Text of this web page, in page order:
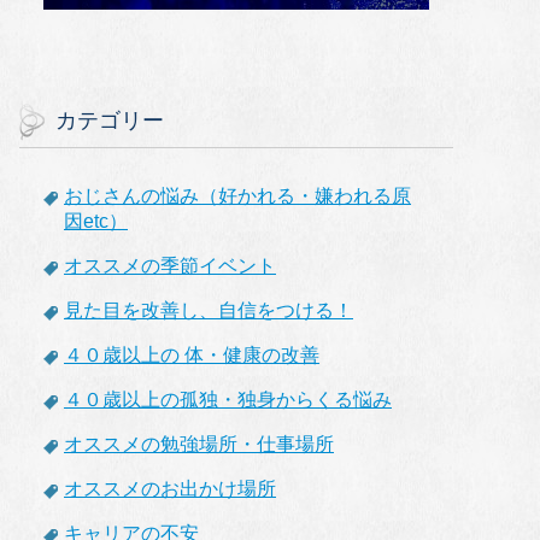
カテゴリー
おじさんの悩み（好かれる・嫌われる原
因etc）
オススメの季節イベント
見た目を改善し、自信をつける！
４０歳以上の 体・健康の改善
４０歳以上の孤独・独身からくる悩み
オススメの勉強場所・仕事場所
オススメのお出かけ場所
キャリアの不安